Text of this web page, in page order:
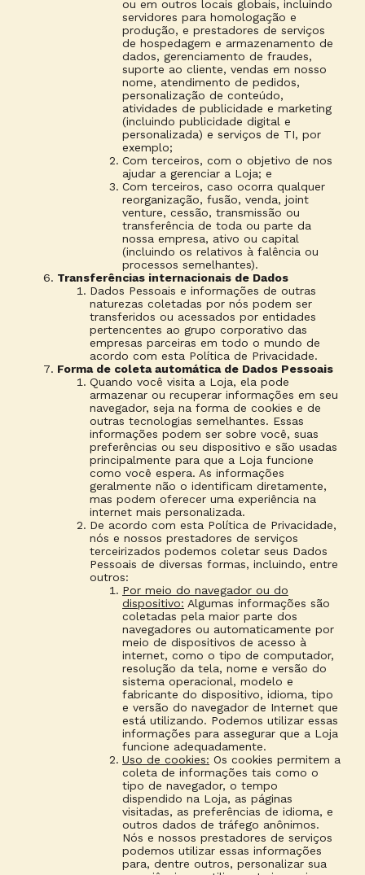
ou em outros locais globais, incluindo
servidores para homologação e
produção, e prestadores de serviços
de hospedagem e armazenamento de
dados, gerenciamento de fraudes,
suporte ao cliente, vendas em nosso
nome, atendimento de pedidos,
personalização de conteúdo,
atividades de publicidade e marketing
(incluindo publicidade digital e
personalizada) e serviços de TI, por
exemplo;
Com terceiros, com o objetivo de nos
ajudar a gerenciar a Loja; e
Com terceiros, caso ocorra qualquer
reorganização, fusão, venda, joint
venture, cessão, transmissão ou
transferência de toda ou parte da
nossa empresa, ativo ou capital
(incluindo os relativos à falência ou
processos semelhantes).
Transferências internacionais de Dados
Dados Pessoais e informações de outras
naturezas coletadas por nós podem ser
transferidos ou acessados por entidades
pertencentes ao grupo corporativo das
empresas parceiras em todo o mundo de
acordo com esta Política de Privacidade.
Forma de coleta automática de Dados Pessoais
Quando você visita a Loja, ela pode
armazenar ou recuperar informações em seu
navegador, seja na forma de cookies e de
outras tecnologias semelhantes. Essas
informações podem ser sobre você, suas
preferências ou seu dispositivo e são usadas
principalmente para que a Loja funcione
como você espera. As informações
geralmente não o identificam diretamente,
mas podem oferecer uma experiência na
internet mais personalizada.
De acordo com esta Política de Privacidade,
nós e nossos prestadores de serviços
terceirizados podemos coletar seus Dados
Pessoais de diversas formas, incluindo, entre
outros:
Por meio do navegador ou do
dispositivo: Algumas informações são
coletadas pela maior parte dos
navegadores ou automaticamente por
meio de dispositivos de acesso à
internet, como o tipo de computador,
resolução da tela, nome e versão do
sistema operacional, modelo e
fabricante do dispositivo, idioma, tipo
e versão do navegador de Internet que
está utilizando. Podemos utilizar essas
informações para assegurar que a Loja
funcione adequadamente.
Uso de cookies: Os cookies permitem a
coleta de informações tais como o
tipo de navegador, o tempo
dispendido na Loja, as páginas
visitadas, as preferências de idioma, e
outros dados de tráfego anônimos.
Nós e nossos prestadores de serviços
podemos utilizar essas informações
para, dentre outros, personalizar sua